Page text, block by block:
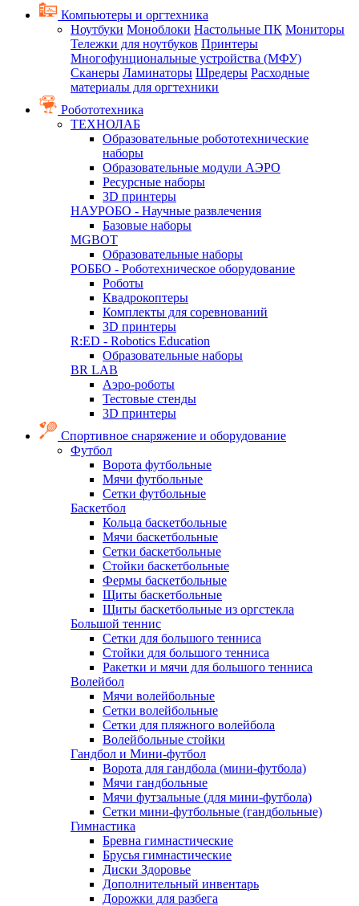
Компьютеры и оргтехника
Ноутбуки Моноблоки Настольные ПК Мониторы
Тележки для ноутбуков Принтеры
Многофунциональные устройства (МФУ)
Сканеры Ламинаторы Шредеры Расходные
материалы для оргтехники
Робототехника
ТЕХНОЛАБ
Образовательные робототехнические
наборы
Образовательные модули АЭРО
Ресурсные наборы
3D принтеры
НАУРОБО - Научные развлечения
Базовые наборы
MGBOT
Образовательные наборы
РОББО - Роботехническое оборудование
Роботы
Квадрокоптеры
Комплекты для соревнований
3D принтеры
R:ED - Robotics Education
Образовательные наборы
BR LAB
Аэро-роботы
Тестовые стенды
3D принтеры
Спортивное снаряжение и оборудование
Футбол
Ворота футбольные
Мячи футбольные
Сетки футбольные
Баскетбол
Кольца баскетбольные
Мячи баскетбольные
Сетки баскетбольные
Стойки баскетбольные
Фермы баскетбольные
Щиты баскетбольные
Щиты баскетбольные из оргстекла
Большой теннис
Сетки для большого тенниса
Стойки для большого тенниса
Ракетки и мячи для большого тенниса
Волейбол
Мячи волейбольные
Сетки волейбольные
Сетки для пляжного волейбола
Волейбольные стойки
Гандбол и Мини-футбол
Ворота для гандбола (мини-футбола)
Мячи гандбольные
Мячи футзальные (для мини-футбола)
Сетки мини-футбольные (гандбольные)
Гимнастика
Бревна гимнастические
Брусья гимнастические
Диски Здоровье
Дополнительный инвентарь
Дорожки для разбега